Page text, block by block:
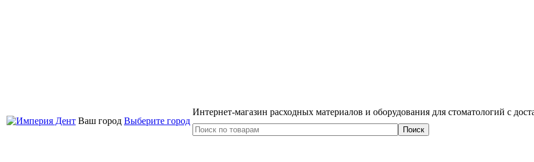
Ваш город Выберите город
Интернет-магазин расходных материалов и оборудования для стоматологий с